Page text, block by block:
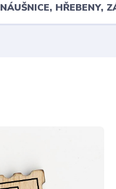
NÁUŠNICE, HŘEBENY,